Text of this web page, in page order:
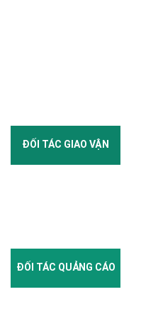
ĐỐI TÁC GIAO VẬN
ĐỐI TÁC QUẢNG CÁO